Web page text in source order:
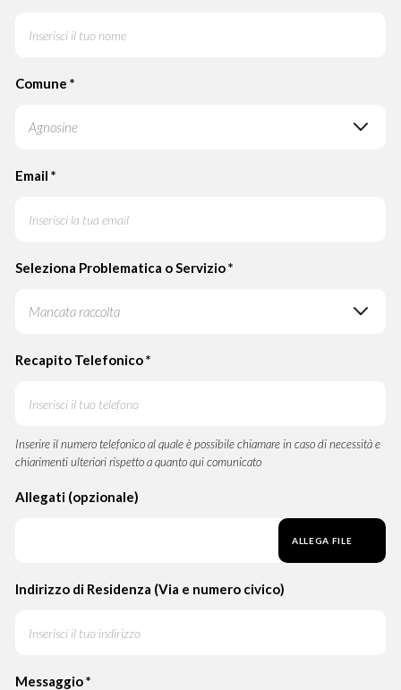
Comune *
Email *
Seleziona Problematica o Servizio*
Recapito Telefonico*
Inserire il numero telefonico al quale è possibile chiamare in caso di necessità e
chiarimenti ulteriori rispetto a quanto qui comunicato
Allegati (opzionale)
ALLEGA FILE
Indirizzo di Residenza (Via e numero civico)
Messaggio*